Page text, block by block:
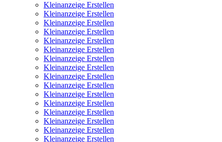
Kleinanzeige Erstellen
Kleinanzeige Erstellen
Kleinanzeige Erstellen
Kleinanzeige Erstellen
Kleinanzeige Erstellen
Kleinanzeige Erstellen
Kleinanzeige Erstellen
Kleinanzeige Erstellen
Kleinanzeige Erstellen
Kleinanzeige Erstellen
Kleinanzeige Erstellen
Kleinanzeige Erstellen
Kleinanzeige Erstellen
Kleinanzeige Erstellen
Kleinanzeige Erstellen
Kleinanzeige Erstellen